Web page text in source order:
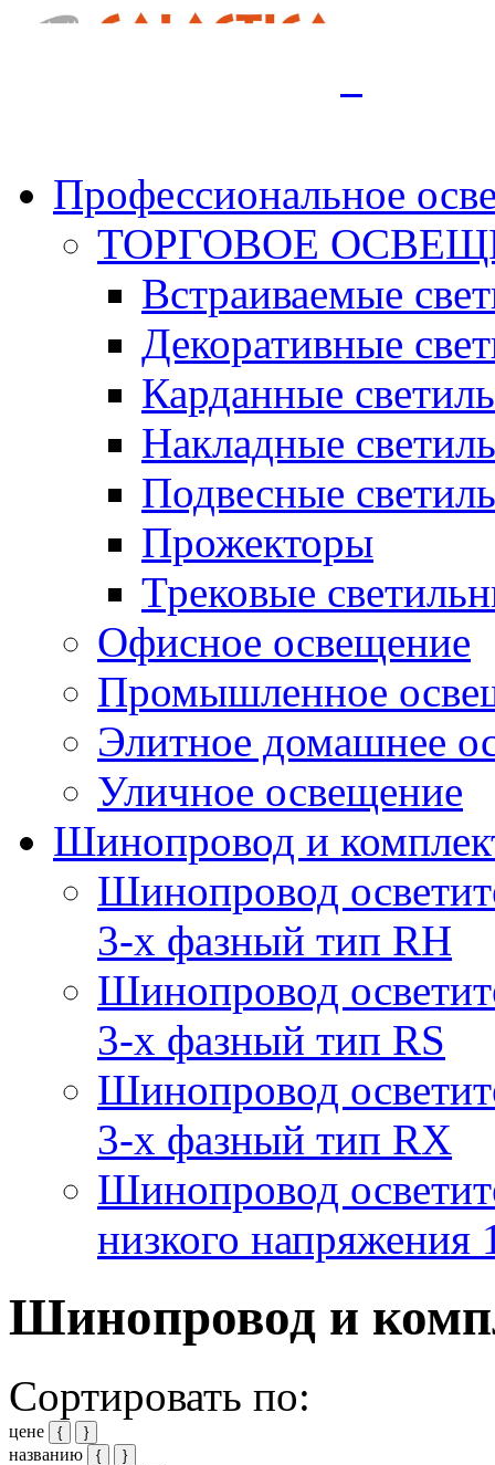
Профессиональное
ТОРГОВОЕ
Встраиваемые
Декоративные
Карданные
Накладные
Подвесные
Прожекторы
Трековые
Офисное освещение
Промышленное
Элитное домашнее
Уличное освещение
Шинопровод и
Шинопровод
3-х фазный тип RH
Шинопровод
3-х фазный тип RS
Шинопровод
3-х фазный тип RX
Шинопровод
низкого напряжения
Шинопровод и
Сортировать по:
цене { }
названию { }